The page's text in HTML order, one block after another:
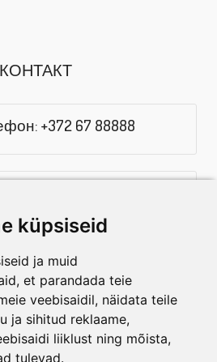
küpsiseid
ja muid
et parandada teie
veebisaidil, näidata teile
ja sihitud reklaame,
liiklust ning mõista,
tulevad.
КОНТАКТ
+372 67 88888
E-R 10.00-18-00
И НОВОСТИ
НА РАССЫЛКУ